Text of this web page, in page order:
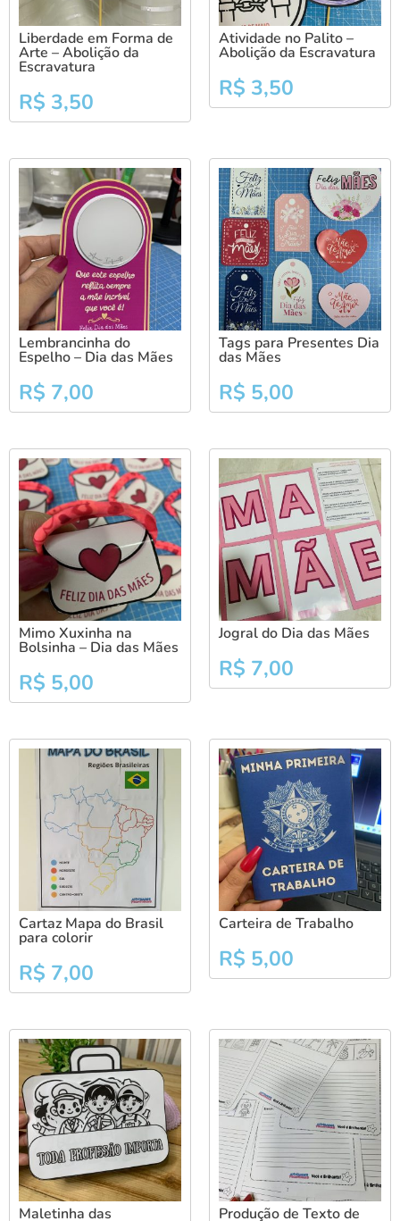
Liberdade em Forma de
Arte – Abolição da
Escravatura
R$ 3,50
Atividade no Palito –
Abolição da Escravatura
R$ 3,50
Lembrancinha do
Espelho – Dia das Mães
R$ 7,00
Tags para Presentes Dia
das Mães
R$ 5,00
Mimo Xuxinha na
Bolsinha – Dia das Mães
R$ 5,00
Jogral do Dia das Mães
R$ 7,00
Cartaz Mapa do Brasil
para colorir
R$ 7,00
Carteira de Trabalho
R$ 5,00
Maletinha das Produção de Texto de